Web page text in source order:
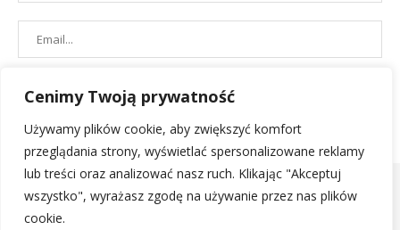
Cenimy Twoją prywatność
Używamy plików cookie, aby zwiększyć komfort
przeglądania strony, wyświetlać spersonalizowane reklamy
lub treści oraz analizować nasz ruch. Klikając "Akceptuj
wszystko", wyrażasz zgodę na używanie przez nas plików
cookie.